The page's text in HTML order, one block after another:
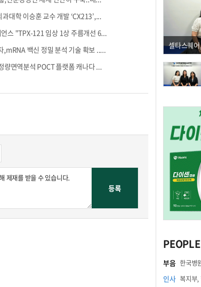
과대학 이승훈 교수 개발 ‘CX213’,...
스 "TPX-121 임상 1상 주름개선 6...
,mRNA 백신 정밀 분석 기술 확보 .....
량면역분석 POCT 플랫폼 캐나다 ...
PEOPLE
부음
인사